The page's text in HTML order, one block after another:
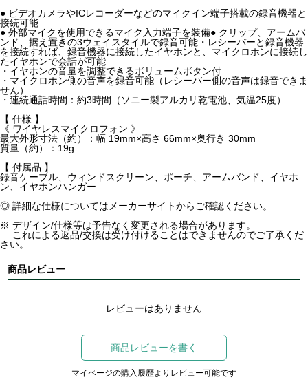
● ビデオカメラやICレコーダーなどのマイクイン端子搭載の録音機器と
接続可能
● 外部マイクを使用できるマイク入力端子を装備● クリップ、アームバ
ンド、据え置きの3ウェイスタイルで録音可能・レシーバーと録音機器
を接続すれば、録音機器に接続したイヤホンと、マイクロホンに接続し
たイヤホンで会話が可能
・イヤホンの音量を調整できるボリュームボタン付
・マイクロホン側の音声を録音可能（レシーバー側の音声は録音できま
せん）
・連続通話時間：約3時間（ソニー製アルカリ乾電池、気温25度）
【 仕様 】
《 ワイヤレスマイクロフォン 》
最大外形寸法（約）：幅 19mm×高さ 66mm×奥行き 30mm
質量（約）：19g
【 付属品 】
録音ケーブル、ウィンドスクリーン、ポーチ、アームバンド、イヤホ
ン、イヤホンハンガー
◎ 詳細な仕様についてはメーカーサイトからご確認ください。
※ デザイン/仕様等は予告なく変更される場合があります。
これによる返品/交換は受け付けることはできませんのでご了承くだ
さい。
商品レビュー
レビューはありません
商品レビューを書く
マイページの購入履歴よりレビュー可能です